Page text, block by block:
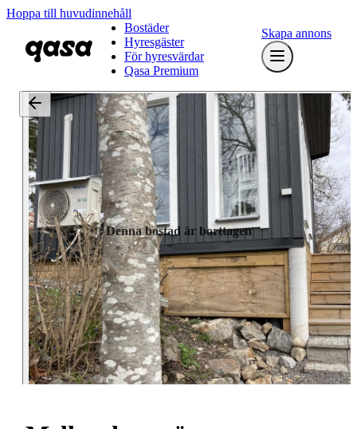
Hoppa till huvudinnehåll
Bostäder
Hyresgäster
För hyresvärdar
Qasa Premium
Skapa annons
Denna bostad är borttagen